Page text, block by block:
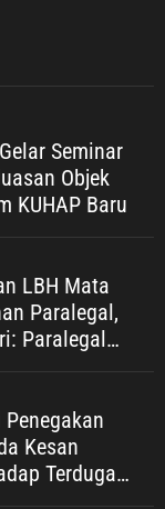
Seminar
Objek
KUHAP Baru
LBH Mata
Paralegal,
Paralegal
Kesan
Terduga